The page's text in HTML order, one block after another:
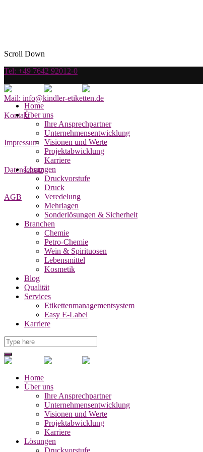
Scroll Down
Tel: +49 7642 92012-0
Mail: info@kindler-etiketten.de
Kontakt
Impressum
Datenschutz
AGB
Home
Über uns
Ihre Ansprechpartner
Unternehmensentwicklung
Visionen und Werte
Projektabwicklung
Karriere
Lösungen
Druckvorstufe
Druck
Veredelung
Mehrlagen
Sonderlösungen & Sicherheit
Branchen
Chemie
Petro-Chemie
Wein & Spirituosen
Lebensmittel
Kosmetik
Blog
Qualität
Services
Etikettenmanagementsystem
Easy E-Label
Karriere
Home
Über uns
Ihre Ansprechpartner
Unternehmensentwicklung
Visionen und Werte
Projektabwicklung
Karriere
Lösungen
Druckvorstufe